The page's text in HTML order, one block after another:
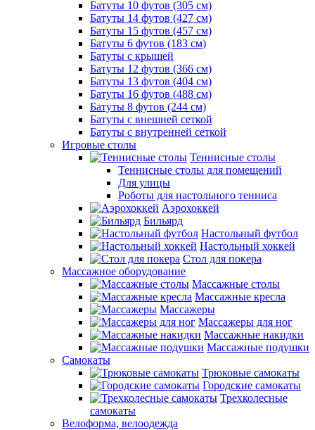
Батуты 10 футов (305 см)
Батуты 14 футов (427 см)
Батуты 15 футов (457 см)
Батуты 6 футов (183 см)
Батуты с крышей
Батуты 12 футов (366 см)
Батуты 13 футов (404 см)
Батуты 16 футов (488 см)
Батуты 8 футов (244 см)
Батуты с внешней сеткой
Батуты с внутренней сеткой
Игровые столы
Теннисные столы
Теннисные столы для помещений
Для улицы
Роботы для настольного тенниса
Аэрохоккей
Бильярд
Настольный футбол
Настольный хоккей
Стол для покера
Массажное оборудование
Массажные столы
Массажные кресла
Массажеры
Массажеры для ног
Массажные накидки
Массажные подушки
Самокаты
Трюковые самокаты
Городские самокаты
Трехколесные
самокаты
Велоформа, велоодежда